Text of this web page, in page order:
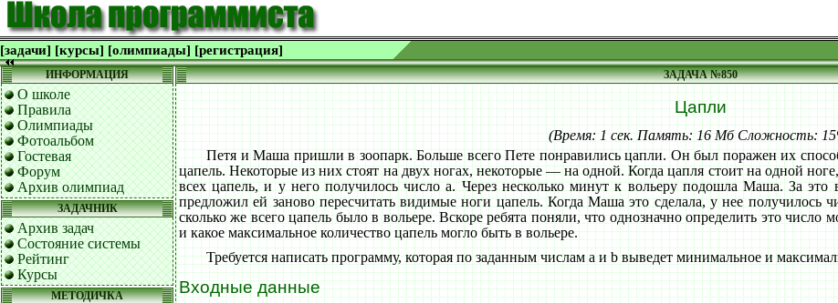
[задачи] [курсы] [олимпиады] [регистрация]
ИНФОРМАЦИЯ
О школе
Правила
Олимпиады
Фотоальбом
Гостевая
Форум
Архив олимпиад
ЗАДАЧНИК
Архив задач
Состояние системы
Рейтинг
Курсы
МЕТОДИЧКА
ЗАДАЧА №850
Цапли
(Время: 1 сек. Память: 16 Мб Сложность:
Петя и Маша пришли в зоопарк. Больше всего Пете понравились цапли. Он был поражен их
цапель. Некоторые из них стоят на двух ногах, некоторые — на одной. Когда цапля стоит на одной
всех цапель, и у него получилось число a. Через несколько минут к вольеру подошла Маша. За
предложил ей заново пересчитать видимые ноги цапель. Когда Маша это сделала, у нее получилось
сколько же всего цапель было в вольере. Вскоре ребята поняли, что однозначно определить это
и какое максимальное количество цапель могло быть в вольере.
Требуется написать программу, которая по заданным числам a и b выведет минимальное и
Входные данные